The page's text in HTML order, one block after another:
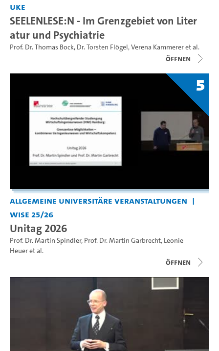
UKE
SEELENLESE:N - Im Grenzgebiet von Liter
atur und Psychiatrie
Prof. Dr. Thomas Bock, Dr. Torsten Flögel,Verena Kammereret al.
Öffnen
5
Allgemeine universitäre Veranstaltungen
WiSe 25/26
Unitag 2026
Prof. Dr. Martin Spindler, Prof. Dr. Martin Garbrecht, Leonie
Heueret al.
Öffnen